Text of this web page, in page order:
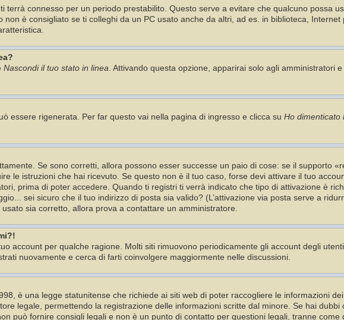
terrà connesso per un periodo prestabilito. Questo serve a evitare che qualcuno possa
è consigliato se ti colleghi da un PC usato anche da altri, ad es. in biblioteca, Internet
Nascondi il tuo stato in linea. Attivando questa opzione, apparirai solo agli amministratori
essere rigenerata. Per far questo vai nella pagina di ingresso e clicca su Ho dimenticato
Se sono corretti, allora possono esser successe un paio di cose: se il supporto
le istruzioni che hai ricevuto. Se questo non è il tuo caso, forse devi attivare il tuo
prima di poter accedere. Quando ti registri ti verrà indicato che tipo di attivazione è
sei sicuro che il tuo indirizzo di posta sia valido? (L’attivazione via posta serve a
sia corretto, allora prova a contattare un amministratore.
account per qualche ragione. Molti siti rimuovono periodicamente gli account degli
nuovamente e cerca di farti coinvolgere maggiormente nelle discussioni.
è una legge statunitense che richiede ai siti web di poter raccogliere le informazioni
legale, permettendo la registrazione delle informazioni scritte dal minore. Se hai
può fornire consigli legali e non è un punto di contatto per questioni legali, tranne come